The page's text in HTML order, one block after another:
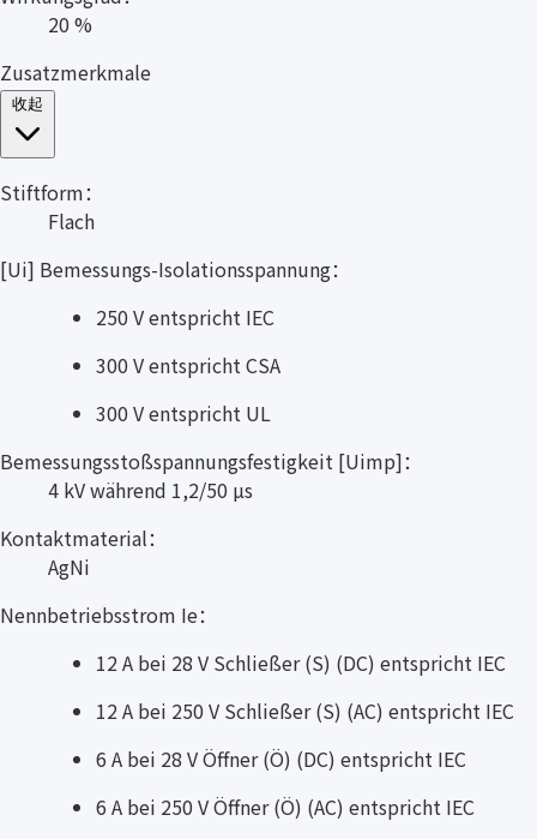
20 %
Zusatzmerkmale
Stiftform：
Flach
[Ui] Bemessungs-Isolationsspannung：
250 V entspricht IEC
300 V entspricht CSA
300 V entspricht UL
Bemessungsstoßspannungsfestigkeit [Uimp]：
4 kV während 1,2/50 µs
Kontaktmaterial：
AgNi
Nennbetriebsstrom Ie：
12 A bei 28 V Schließer (S) (DC) entspricht IEC
12 A bei 250 V Schließer (S) (AC) entspricht IEC
6 A bei 28 V Öffner (Ö) (DC) entspricht IEC
6 A bei 250 V Öffner (Ö) (AC) entspricht IEC